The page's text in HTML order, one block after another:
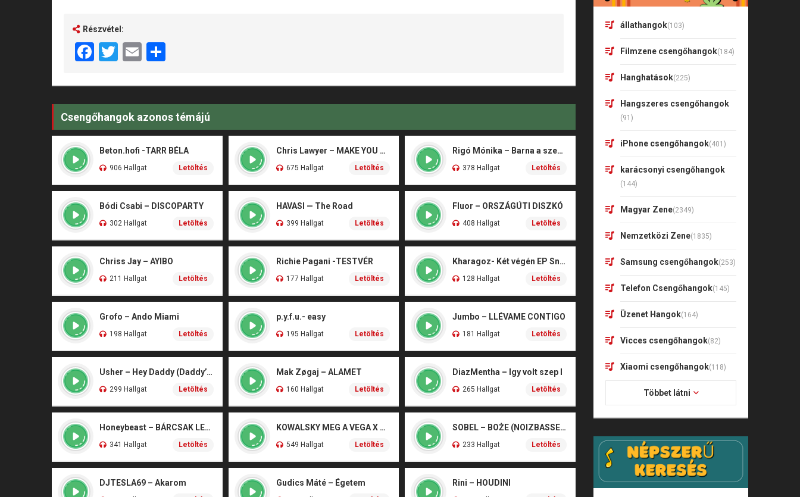
Részvétel:
Facebook
Twitter
Email
Csengőhangok azonos témájú
Beton.hofi -TARR BÉLA
906 Hallgat Letöltés
Chris Lawyer – MAKE YOU FLY
675 Hallgat Letöltés
Rigó Mónika – Barna a szeme
378 Hallgat Letöltés
Bódi Csabi – DISCOPARTY
302 Hallgat Letöltés
HAVASI — The Road
399 Hallgat Letöltés
Fluor – ORSZÁGÚTI DISZKÓ
408 Hallgat Letöltés
Chriss Jay – AYIBO
211 Hallgat Letöltés
Richie Pagani -TESTVÉR
177 Hallgat Letöltés
Kharagoz- Két végén EP Snitt
128 Hallgat Letöltés
Grofo – Ando Miami
198 Hallgat Letöltés
p.y.f.u.- easy
195 Hallgat Letöltés
Jumbo – LLÉVAME CONTIGO
181 Hallgat Letöltés
Usher – Hey Daddy (Daddy’s Home)
299 Hallgat Letöltés
Mak Zøgaj – ALAMET
160 Hallgat Letöltés
DiazMentha – Igy volt szep I
265 Hallgat Letöltés
Honeybeast – BÁRCSAK LENNÉK
341 Hallgat Letöltés
KOWALSKY MEG A VEGA X SZEBÉNYI DANI – CSÓNAK
549 Hallgat Letöltés
SOBEL – BOŻE (NOIZBASSES REMIX)
233 Hallgat Letöltés
DJTESLA69 – Akarom Gudics Máté – Égetem Rini – HOUDINI
állathangok(103)
Filmzene csengőhangok(184)
Hanghatások(225)
Hangszeres csengőhangok
(91)
iPhone csengőhangok(401)
karácsonyi csengőhangok
(144)
Magyar Zene(2349)
Nemzetközi Zene(1835)
Samsung csengőhangok(253)
Telefon Csengőhangok(145)
Üzenet Hangok(164)
Vicces csengőhangok(82)
Xiaomi csengőhangok(118)
Többet látni